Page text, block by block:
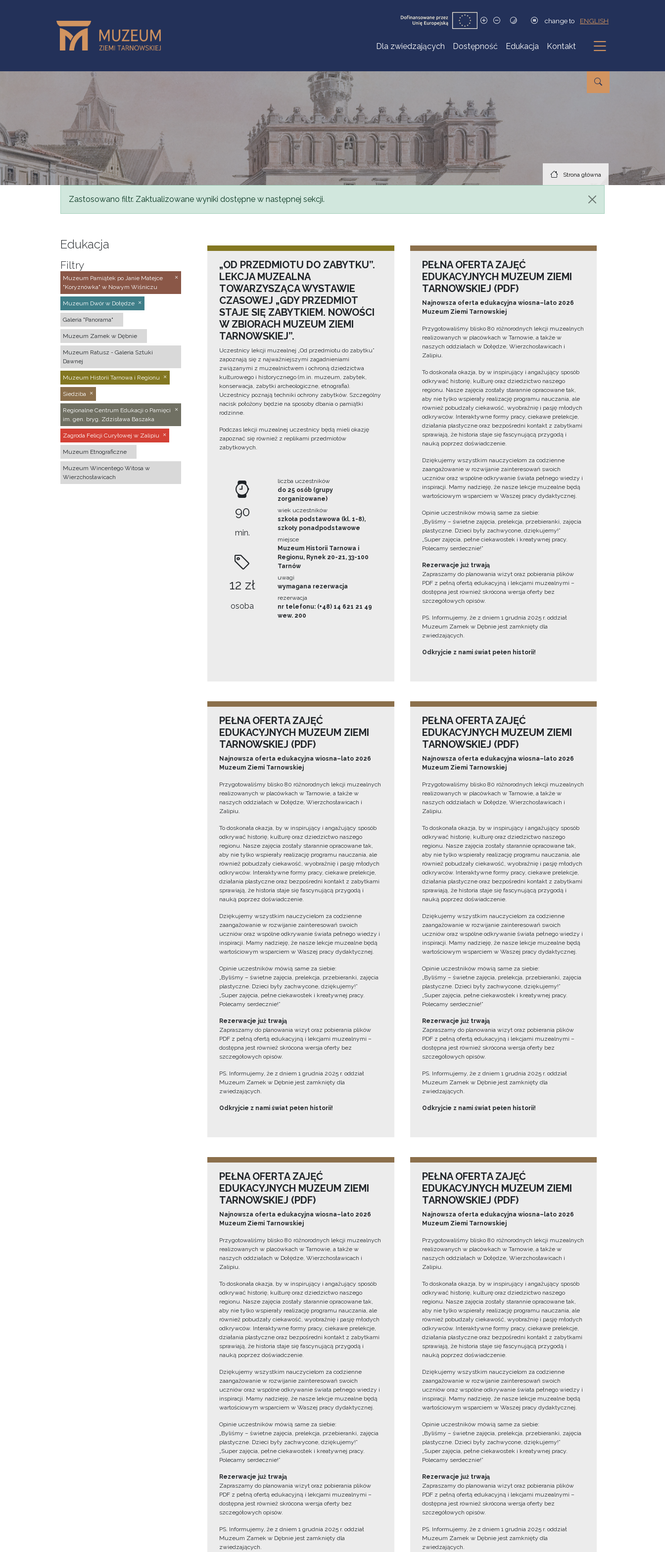
change to ENGLISH
Dla zwiedzających Dostępność Edukacja Kontakt
Podmenu
Strona główna
Komunikat
Zastosowano filtr. Zaktualizowane wyniki dostępne w następnej sekcji.
Edukacja
Filtry
Muzeum Pamiątek po Janie Matejce
"Koryznówka" w Nowym Wiśniczu
Muzeum Dwór w Dołędze
Galeria "Panorama"
Muzeum Zamek w Dębnie
Muzeum Ratusz - Galeria Sztuki
Dawnej
Muzeum Historii Tarnowa i Regionu
Siedziba
Regionalne Centrum Edukacji o Pamięci
im. gen. bryg. Zdzisława Baszaka
Zagroda Felicji Curyłowej w Zalipiu
Muzeum Etnograficzne
Muzeum Wincentego Witosa w
Wierzchosławicach
„OD PRZEDMIOTU DO ZABYTKU”.
LEKCJA MUZEALNA
TOWARZYSZĄCA WYSTAWIE
CZASOWEJ „GDY PRZEDMIOT
STAJE SIĘ ZABYTKIEM. NOWOŚCI
W ZBIORACH MUZEUM ZIEMI
TARNOWSKIEJ”.
Uczestnicy lekcji muzealnej „Od przedmiotu do zabytku”
zapoznają się z najważniejszymi zagadnieniami
związanymi z muzealnictwem i ochroną dziedzictwa
kulturowego i historycznego (m.in. muzeum, zabytek,
konserwacja, zabytki archeologiczne, etnografia).
Uczestnicy poznają techniki ochrony zabytków. Szczególny
nacisk położony będzie na sposoby dbania o pamiątki
rodzinne.
Podczas lekcji muzealnej uczestnicy będą mieli okazję
zapoznać się również z replikami przedmiotów
zabytkowych.
90
min.
12 zł
osoba
liczba uczestników
do 25 osób (grupy
zorganizowane)
wiek uczestników
szkoła podstawowa (kl. 1-8),
szkoły ponadpodstawowe
miejsce
Muzeum Historii Tarnowa i
Regionu, Rynek 20-21, 33-100
Tarnów
uwagi
wymagana rezerwacja
rezerwacja
nr telefonu: (+48) 14 621 21 49
wew. 200
PEŁNA OFERTA ZAJĘĆ
EDUKACYJNYCH MUZEUM ZIEMI
TARNOWSKIEJ (PDF)
Najnowsza oferta edukacyjna wiosna–lato 2026
Muzeum Ziemi Tarnowskiej
Przygotowaliśmy blisko 80 różnorodnych lekcji muzealnych
realizowanych w placówkach w Tarnowie, a także w
naszych oddziałach w Dołędze, Wierzchosławicach i
Zalipiu.
To doskonała okazja, by w inspirujący i angażujący sposób
odkrywać historię, kulturę oraz dziedzictwo naszego
regionu. Nasze zajęcia zostały starannie opracowane tak,
aby nie tylko wspierały realizację programu nauczania, ale
również pobudzały ciekawość, wyobraźnię i pasję młodych
odkrywców. Interaktywne formy pracy, ciekawe prelekcje,
działania plastyczne oraz bezpośredni kontakt z zabytkami
sprawiają, że historia staje się fascynującą przygodą i
nauką poprzez doświadczenie.
Dziękujemy wszystkim nauczycielom za codzienne
zaangażowanie w rozwijanie zainteresowań swoich
uczniów oraz wspólne odkrywanie świata pełnego wiedzy i
inspiracji. Mamy nadzieję, że nasze lekcje muzealne będą
wartościowym wsparciem w Waszej pracy dydaktycznej.
Opinie uczestników mówią same za siebie:
„Byliśmy – świetne zajęcia, prelekcja, przebieranki, zajęcia
plastyczne. Dzieci były zachwycone, dziękujemy!”
„Super zajęcia, pełne ciekawostek i kreatywnej pracy.
Polecamy serdecznie!”
Rezerwacje już trwają
Zapraszamy do planowania wizyt oraz pobierania plików
PDF z pełną ofertą edukacyjną i lekcjami muzealnymi –
dostępna jest również skrócona wersja oferty bez
szczegółowych opisów.
PS. Informujemy, że z dniem 1 grudnia 2025 r. oddział
Muzeum Zamek w Dębnie jest zamknięty dla
zwiedzających.
Odkryjcie z nami świat pełen historii!
PEŁNA OFERTA ZAJĘĆ
EDUKACYJNYCH MUZEUM ZIEMI
TARNOWSKIEJ (PDF)
Najnowsza oferta edukacyjna wiosna–lato 2026
Muzeum Ziemi Tarnowskiej
Przygotowaliśmy blisko 80 różnorodnych lekcji muzealnych
realizowanych w placówkach w Tarnowie, a także w
naszych oddziałach w Dołędze, Wierzchosławicach i
Zalipiu.
To doskonała okazja, by w inspirujący i angażujący sposób
odkrywać historię, kulturę oraz dziedzictwo naszego
regionu. Nasze zajęcia zostały starannie opracowane tak,
aby nie tylko wspierały realizację programu nauczania, ale
również pobudzały ciekawość, wyobraźnię i pasję młodych
odkrywców. Interaktywne formy pracy, ciekawe prelekcje,
działania plastyczne oraz bezpośredni kontakt z zabytkami
sprawiają, że historia staje się fascynującą przygodą i
nauką poprzez doświadczenie.
Dziękujemy wszystkim nauczycielom za codzienne
zaangażowanie w rozwijanie zainteresowań swoich
uczniów oraz wspólne odkrywanie świata pełnego wiedzy i
inspiracji. Mamy nadzieję, że nasze lekcje muzealne będą
wartościowym wsparciem w Waszej pracy dydaktycznej.
Opinie uczestników mówią same za siebie:
„Byliśmy – świetne zajęcia, prelekcja, przebieranki, zajęcia
plastyczne. Dzieci były zachwycone, dziękujemy!”
„Super zajęcia, pełne ciekawostek i kreatywnej pracy.
Polecamy serdecznie!”
Rezerwacje już trwają
Zapraszamy do planowania wizyt oraz pobierania plików
PDF z pełną ofertą edukacyjną i lekcjami muzealnymi –
dostępna jest również skrócona wersja oferty bez
szczegółowych opisów.
PS. Informujemy, że z dniem 1 grudnia 2025 r. oddział
Muzeum Zamek w Dębnie jest zamknięty dla
zwiedzających.
Odkryjcie z nami świat pełen historii!
PEŁNA OFERTA ZAJĘĆ
EDUKACYJNYCH MUZEUM ZIEMI
TARNOWSKIEJ (PDF)
Najnowsza oferta edukacyjna wiosna–lato 2026
Muzeum Ziemi Tarnowskiej
Przygotowaliśmy blisko 80 różnorodnych lekcji muzealnych
realizowanych w placówkach w Tarnowie, a także w
naszych oddziałach w Dołędze, Wierzchosławicach i
Zalipiu.
To doskonała okazja, by w inspirujący i angażujący sposób
odkrywać historię, kulturę oraz dziedzictwo naszego
regionu. Nasze zajęcia zostały starannie opracowane tak,
aby nie tylko wspierały realizację programu nauczania, ale
również pobudzały ciekawość, wyobraźnię i pasję młodych
odkrywców. Interaktywne formy pracy, ciekawe prelekcje,
działania plastyczne oraz bezpośredni kontakt z zabytkami
sprawiają, że historia staje się fascynującą przygodą i
nauką poprzez doświadczenie.
Dziękujemy wszystkim nauczycielom za codzienne
zaangażowanie w rozwijanie zainteresowań swoich
uczniów oraz wspólne odkrywanie świata pełnego wiedzy i
inspiracji. Mamy nadzieję, że nasze lekcje muzealne będą
wartościowym wsparciem w Waszej pracy dydaktycznej.
Opinie uczestników mówią same za siebie:
„Byliśmy – świetne zajęcia, prelekcja, przebieranki, zajęcia
plastyczne. Dzieci były zachwycone, dziękujemy!”
„Super zajęcia, pełne ciekawostek i kreatywnej pracy.
Polecamy serdecznie!”
Rezerwacje już trwają
Zapraszamy do planowania wizyt oraz pobierania plików
PDF z pełną ofertą edukacyjną i lekcjami muzealnymi –
dostępna jest również skrócona wersja oferty bez
szczegółowych opisów.
PS. Informujemy, że z dniem 1 grudnia 2025 r. oddział
Muzeum Zamek w Dębnie jest zamknięty dla
zwiedzających.
Odkryjcie z nami świat pełen historii!
PEŁNA OFERTA ZAJĘĆ
EDUKACYJNYCH MUZEUM ZIEMI
TARNOWSKIEJ (PDF)
Najnowsza oferta edukacyjna wiosna–lato 2026
Muzeum Ziemi Tarnowskiej
Przygotowaliśmy blisko 80 różnorodnych lekcji muzealnych
realizowanych w placówkach w Tarnowie, a także w
naszych oddziałach w Dołędze, Wierzchosławicach i
Zalipiu.
To doskonała okazja, by w inspirujący i angażujący sposób
odkrywać historię, kulturę oraz dziedzictwo naszego
regionu. Nasze zajęcia zostały starannie opracowane tak,
aby nie tylko wspierały realizację programu nauczania, ale
również pobudzały ciekawość, wyobraźnię i pasję młodych
odkrywców. Interaktywne formy pracy, ciekawe prelekcje,
działania plastyczne oraz bezpośredni kontakt z zabytkami
sprawiają, że historia staje się fascynującą przygodą i
nauką poprzez doświadczenie.
Dziękujemy wszystkim nauczycielom za codzienne
zaangażowanie w rozwijanie zainteresowań swoich
uczniów oraz wspólne odkrywanie świata pełnego wiedzy i
inspiracji. Mamy nadzieję, że nasze lekcje muzealne będą
wartościowym wsparciem w Waszej pracy dydaktycznej.
Opinie uczestników mówią same za siebie:
„Byliśmy – świetne zajęcia, prelekcja, przebieranki, zajęcia
plastyczne. Dzieci były zachwycone, dziękujemy!”
„Super zajęcia, pełne ciekawostek i kreatywnej pracy.
Polecamy serdecznie!”
Rezerwacje już trwają
Zapraszamy do planowania wizyt oraz pobierania plików
PDF z pełną ofertą edukacyjną i lekcjami muzealnymi –
dostępna jest również skrócona wersja oferty bez
szczegółowych opisów.
PS. Informujemy, że z dniem 1 grudnia 2025 r. oddział
Muzeum Zamek w Dębnie jest zamknięty dla
zwiedzających.
PEŁNA OFERTA ZAJĘĆ
EDUKACYJNYCH MUZEUM ZIEMI
TARNOWSKIEJ (PDF)
Najnowsza oferta edukacyjna wiosna–lato 2026
Muzeum Ziemi Tarnowskiej
Przygotowaliśmy blisko 80 różnorodnych lekcji muzealnych
realizowanych w placówkach w Tarnowie, a także w
naszych oddziałach w Dołędze, Wierzchosławicach i
Zalipiu.
To doskonała okazja, by w inspirujący i angażujący sposób
odkrywać historię, kulturę oraz dziedzictwo naszego
regionu. Nasze zajęcia zostały starannie opracowane tak,
aby nie tylko wspierały realizację programu nauczania, ale
również pobudzały ciekawość, wyobraźnię i pasję młodych
odkrywców. Interaktywne formy pracy, ciekawe prelekcje,
działania plastyczne oraz bezpośredni kontakt z zabytkami
sprawiają, że historia staje się fascynującą przygodą i
nauką poprzez doświadczenie.
Dziękujemy wszystkim nauczycielom za codzienne
zaangażowanie w rozwijanie zainteresowań swoich
uczniów oraz wspólne odkrywanie świata pełnego wiedzy i
inspiracji. Mamy nadzieję, że nasze lekcje muzealne będą
wartościowym wsparciem w Waszej pracy dydaktycznej.
Opinie uczestników mówią same za siebie:
„Byliśmy – świetne zajęcia, prelekcja, przebieranki, zajęcia
plastyczne. Dzieci były zachwycone, dziękujemy!”
„Super zajęcia, pełne ciekawostek i kreatywnej pracy.
Polecamy serdecznie!”
Rezerwacje już trwają
Zapraszamy do planowania wizyt oraz pobierania plików
PDF z pełną ofertą edukacyjną i lekcjami muzealnymi –
dostępna jest również skrócona wersja oferty bez
szczegółowych opisów.
PS. Informujemy, że z dniem 1 grudnia 2025 r. oddział
Muzeum Zamek w Dębnie jest zamknięty dla
zwiedzających.